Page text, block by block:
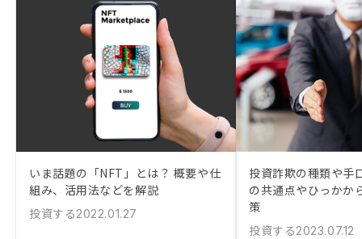
いま話題の「NFT」とは？ 概要や仕
組み、活用法などを解説
投資する2022.01.27
投資詐欺の種類や手
の共通点やひっかか
策
投資する2023.07.12